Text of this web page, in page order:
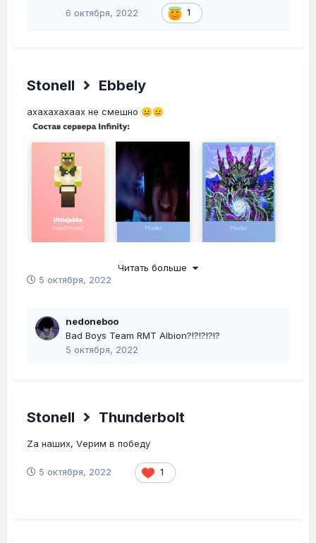
6 октября, 2022
1
Stonell Ebbely
ахахахахаах не смешно 😐😐
Читать больше
5 октября, 2022
nedoneboo
Bad Boys Team RMT Albion?!?!?!?!?
5 октября, 2022
Stonell Thunderbolt
Zа наших, Vерим в победу
5 октября, 2022 1